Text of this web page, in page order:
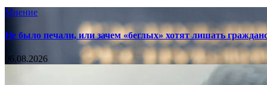
Мнение
Не было печали, или зачем «беглых» хотят лишать
06.08.2026